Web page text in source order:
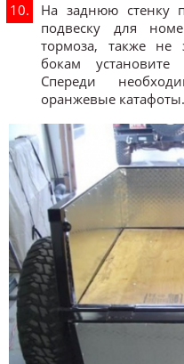
На заднюю стенку
подвеску для
тормоза, также не
бокам установите
Спереди
оранжевые катафоты.